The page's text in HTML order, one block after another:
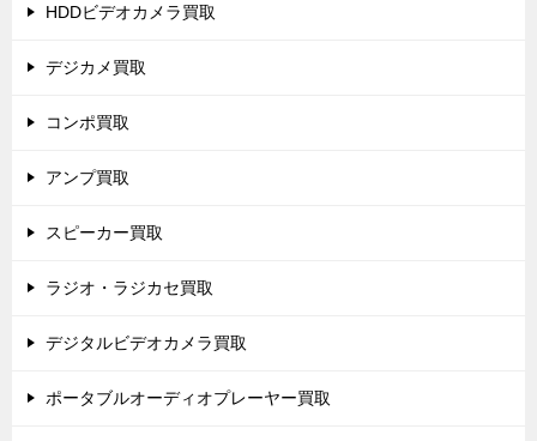
HDDビデオカメラ買取
デジカメ買取
コンポ買取
アンプ買取
スピーカー買取
ラジオ・ラジカセ買取
デジタルビデオカメラ買取
ポータブルオーディオプレーヤー買取